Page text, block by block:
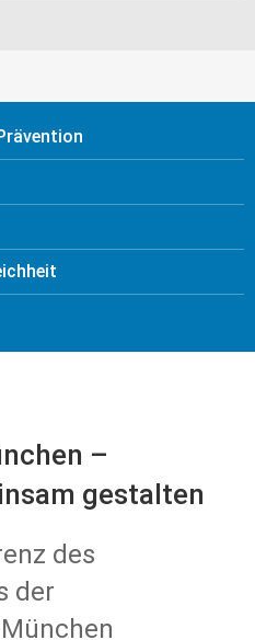
–
gestalten
des
der